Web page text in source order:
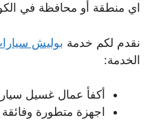
اي منطقة أو محافظة في الكويت
نقدم لكم خدمة بوليش
الخدمة:
أكفأ عمال غسيل
اجهزة متطورة